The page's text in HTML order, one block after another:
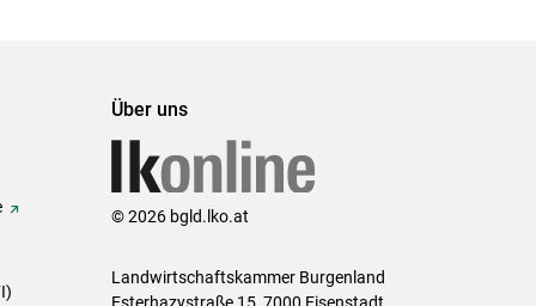
Über uns
© 2026 bgld.lko.at
Landwirtschaftskammer Burgenland